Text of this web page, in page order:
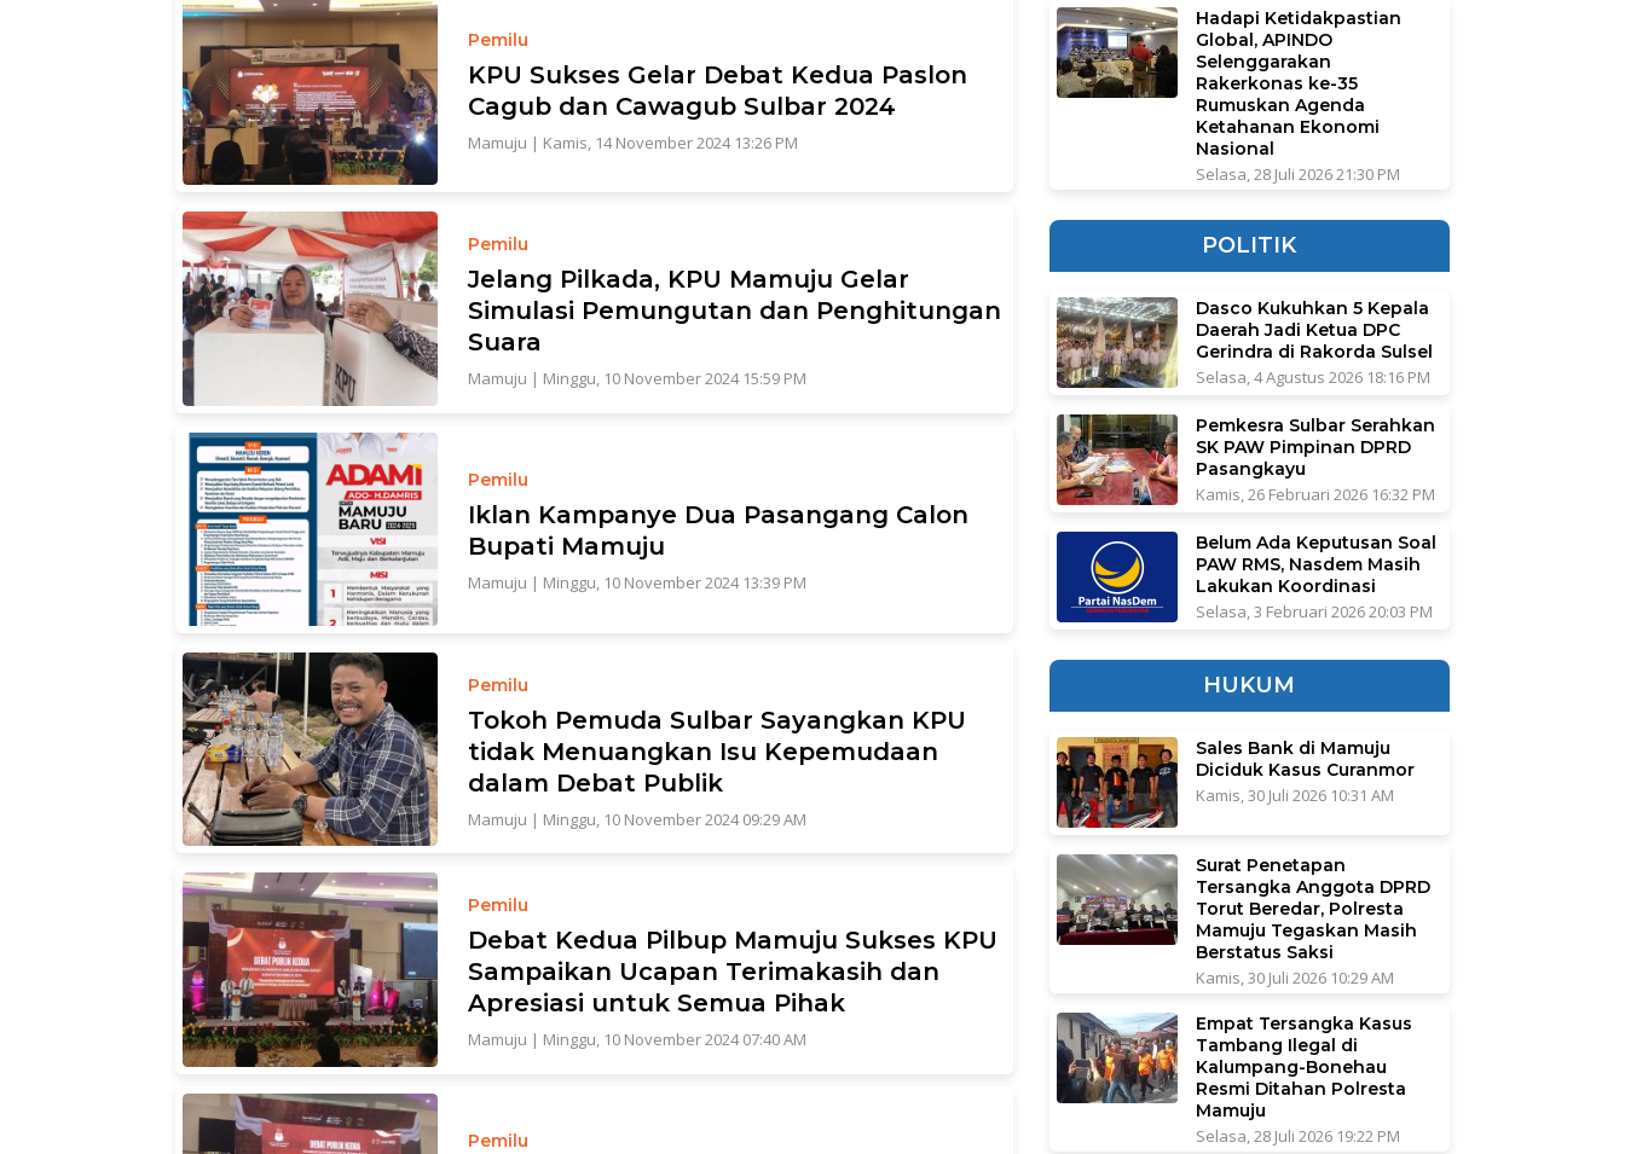
Pemilu
KPU Sukses Gelar Debat Kedua Paslon
Cagub dan Cawagub Sulbar 2024
Mamuju | Kamis, 14 November 2024 13:26 PM
Pemilu
Jelang Pilkada, KPU Mamuju Gelar
Simulasi Pemungutan dan Penghitungan
Suara
Mamuju | Minggu, 10 November 2024 15:59 PM
Pemilu
Iklan Kampanye Dua Pasangang Calon
Bupati Mamuju
Mamuju | Minggu, 10 November 2024 13:39 PM
Pemilu
Tokoh Pemuda Sulbar Sayangkan KPU
tidak Menuangkan Isu Kepemudaan
dalam Debat Publik
Mamuju | Minggu, 10 November 2024 09:29 AM
Pemilu
Debat Kedua Pilbup Mamuju Sukses KPU
Sampaikan Ucapan Terimakasih dan
Apresiasi untuk Semua Pihak
Mamuju | Minggu, 10 November 2024 07:40 AM
Pemilu
Hadapi Ketidakpastian
Global, APINDO
Selenggarakan
Rakerkonas ke-35
Rumuskan Agenda
Ketahanan Ekonomi
Nasional
Selasa, 28 Juli 2026 21:30 PM
POLITIK
Dasco Kukuhkan 5 Kepala
Daerah Jadi Ketua DPC
Gerindra di Rakorda Sulsel
Selasa, 4 Agustus 2026 18:16 PM
Pemkesra Sulbar Serahkan
SK PAW Pimpinan DPRD
Pasangkayu
Kamis, 26 Februari 2026 16:32 PM
Belum Ada Keputusan Soal
PAW RMS, Nasdem Masih
Lakukan Koordinasi
Selasa, 3 Februari 2026 20:03 PM
HUKUM
Sales Bank di Mamuju
Diciduk Kasus Curanmor
Kamis, 30 Juli 2026 10:31 AM
Surat Penetapan
Tersangka Anggota DPRD
Torut Beredar, Polresta
Mamuju Tegaskan Masih
Berstatus Saksi
Kamis, 30 Juli 2026 10:29 AM
Empat Tersangka Kasus
Tambang Ilegal di
Kalumpang-Bonehau
Resmi Ditahan Polresta
Mamuju
Selasa, 28 Juli 2026 19:22 PM